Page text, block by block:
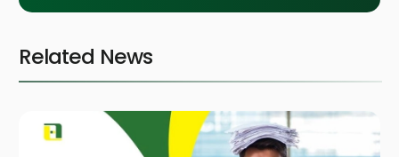
Related News